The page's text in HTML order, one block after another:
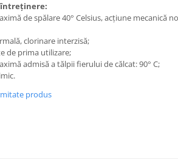
de spălare 40° Celsius, acțiune mecanică
clorinare interzisă;
de prima utilizare;
admisă a tălpii fierului de călcat: 90° C;
produs